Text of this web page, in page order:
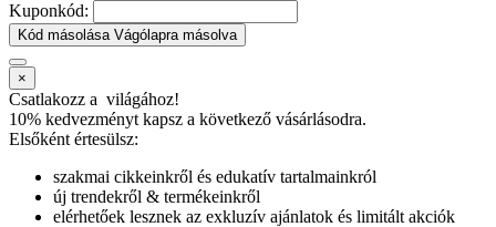
Kuponkód:
Kód másolása Vágólapra másolva
×
Csatlakozz a világához!
10% kedvezményt kapsz a következő vásárlásodra.
Elsőként értesülsz:
szakmai cikkeinkről és edukatív tartalmainkról
új trendekről & termékeinkről
elérhetőek lesznek az exkluzív ajánlatok és limitált akciók